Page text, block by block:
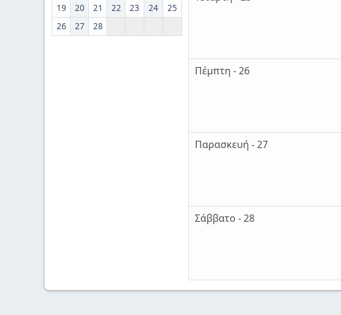
19
20 21 22 23 24
25
26
27 28
Πέμπτη - 26
Παρασκευή - 27
Σάββατο - 28